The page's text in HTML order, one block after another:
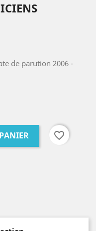
de parution 2006 -
favorite_border